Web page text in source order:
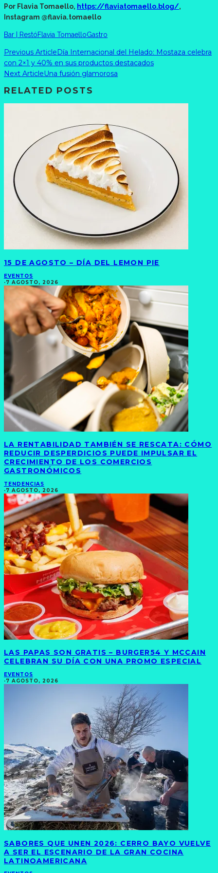
Por Flavia Tomaello, https://flaviatomaello.blog/,
Instagram @flavia.tomaello
Bar | RestóFlavia TomaelloGastro
Previous ArticleDía Internacional del Helado: Mostaza celebra
con 2×1 y 40% en sus productos destacados
Next ArticleUna fusión glamorosa
RELATED POSTS
15 DE AGOSTO – DÍA DEL LEMON PIE
EVENTOS
·7 AGOSTO, 2026
LA RENTABILIDAD TAMBIÉN SE RESCATA: CÓMO
REDUCIR DESPERDICIOS PUEDE IMPULSAR EL
CRECIMIENTO DE LOS COMERCIOS
GASTRONÓMICOS
TENDENCIAS
·7 AGOSTO, 2026
LAS PAPAS SON GRATIS – BURGER54 Y MCCAIN
CELEBRAN SU DÍA CON UNA PROMO ESPECIAL
EVENTOS
·7 AGOSTO, 2026
SABORES QUE UNEN 2026: CERRO BAYO VUELVE
A SER EL ESCENARIO DE LA GRAN COCINA
LATINOAMERICANA